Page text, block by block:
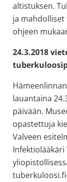
altistuksen.
ja
ohjeen
24.3.2018
lauantaina
päivään.
opastettuja
Valveen
Infektiolääkäri